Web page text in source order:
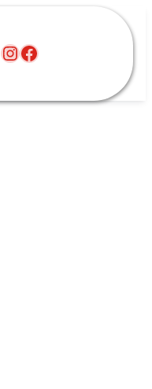
Instagram
Facebook